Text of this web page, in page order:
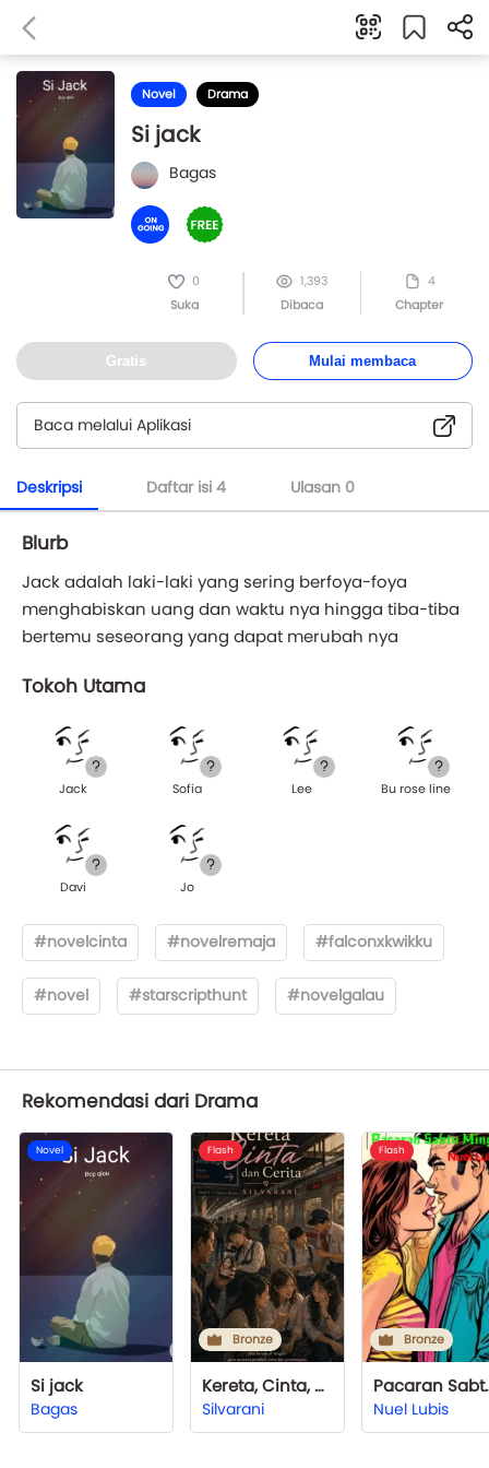
Novel Drama
Si jack
Bagas
0
Suka
1,393
Dibaca
4
Chapter
Gratis Mulai membaca
Baca melalui Aplikasi
Deskripsi Daftar isi 4 Ulasan 0
Blurb
Jack adalah laki-laki yang sering berfoya-foya
menghabiskan uang dan waktu nya hingga tiba-tiba
bertemu seseorang yang dapat merubah nya
Tokoh Utama
Jack Sofia Lee Bu rose line
Davi Jo
#novelcinta #novelremaja #falconxkwikku
#novel #starscripthunt #novelgalau
Rekomendasi dari Drama
Novel
Si jack
Bagas
Flash
Bronze
Kereta, Cinta, dan Cerita
Silvarani
Flash
Bronze
Nuel Lubis